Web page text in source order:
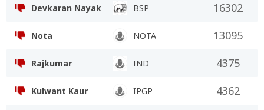
Devkaran Nayak BSP 16302
Nota NOTA 13095
Rajkumar IND 4375
Kulwant Kaur IPGP 4362